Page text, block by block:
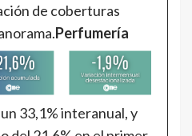
de coberturas
Perfumería
33,1% interanual, y